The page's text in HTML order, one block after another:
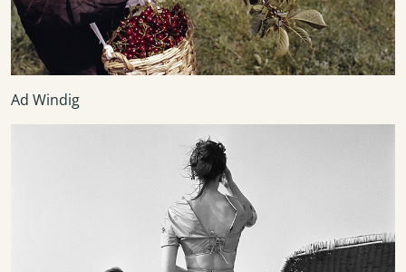
Ad Windig